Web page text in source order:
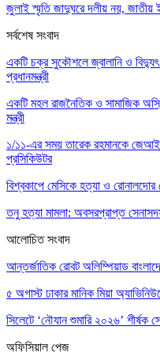
জুলাই স্মৃতি জাদুঘরে দলীয় নয়, জাতীয়
সর্বশেষ সংবাদ
একটি চক্র সুকৌশলে জ্বালানি ও
প্রধানমন্ত্রী
একটি মহল রাজনৈতিক ও সামাজিক
মন্ত্রী
১/১১-এর সময় তারেক রহমানকে
প্রসিকিউটর
বিশ্বকাপে মেসিকে হত্যা ও রোনালদোর
তনু হত্যা মামলা: অবসরপ্রাপ্ত
আলোচিত সংবাদ
আন্তর্জাতিক রোবট অলিম্পিয়াড
৫ অগাস্ট ঢাকার মানিক মিয়া
সিলেটে ‘নৌযান শুমারি ২০২৬’ শীর্ষক
অফিসিয়াল পেজ